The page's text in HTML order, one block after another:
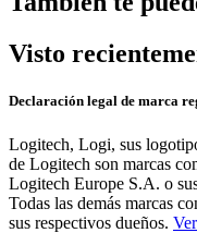
Visto
Declaración legal de marca
Logitech, Logi, sus
de Logitech son marcas
Logitech Europe S.A. o
Todas las demás marcas
sus respectivos dueños.